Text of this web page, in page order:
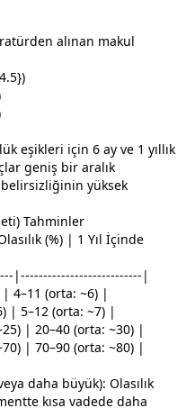
alınan makul
eşikleri için 6 ay ve 1 yıllık
geniş bir aralık
yüksek
Tahminler
(%) | 1 Yıl İçinde
|---------------------------|
4–11 (orta: ~6) |
| 5–12 (orta: ~7) |
| 20–40 (orta: ~30) |
| 70–90 (orta: ~80) |
daha büyük): Olasılık
kısa vadede daha